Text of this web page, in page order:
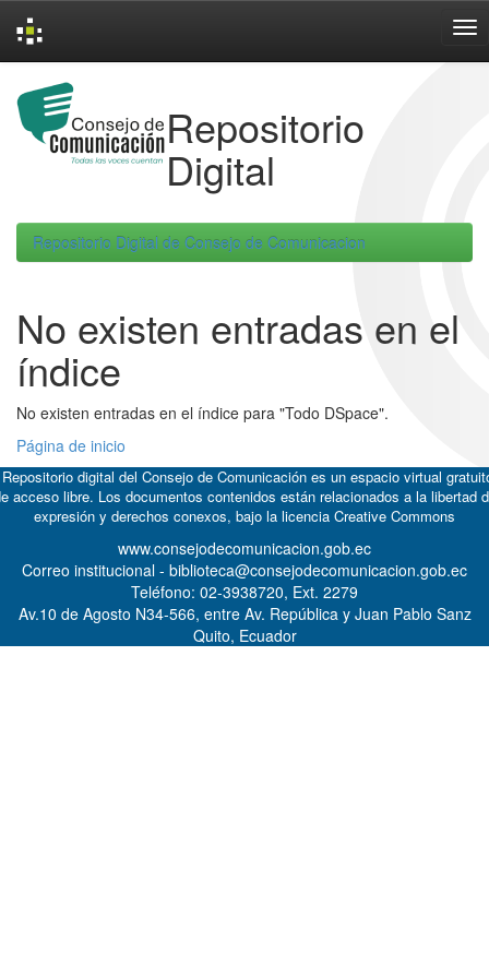
navigation
Repositorio
Digital
Repositorio Digital de Consejo de Comunicacion
No existen entradas en el
índice
No existen entradas en el índice para "Todo DSpace".
Página de inicio
digital del Consejo de Comunicación es un espacio virtual
acceso libre. Los documentos contenidos están relacionados a la libertad
expresión y derechos conexos, bajo la licencia Creative Commons
www.consejodecomunicacion.gob.ec
Correo institucional - biblioteca@consejodecomunicacion.gob.ec
Teléfono: 02-3938720, Ext. 2279
Av.10 de Agosto N34-566, entre Av. República y Juan Pablo Sanz
Quito, Ecuador